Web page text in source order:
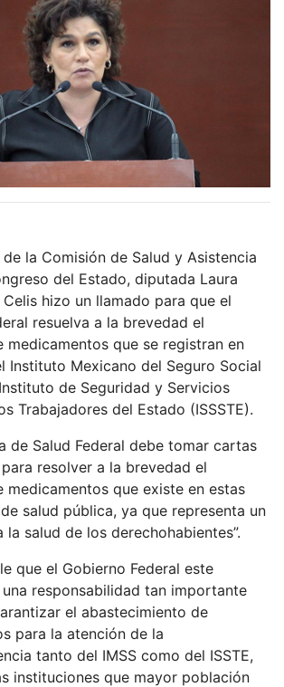
la Comisión de Salud y Asistencia
del Estado, diputada Laura
hizo un llamado para que el
resuelva a la brevedad el
medicamentos que se registran en
Instituto Mexicano del Seguro Social
de Seguridad y Servicios
Trabajadores del Estado (ISSSTE).
de Salud Federal debe tomar cartas
resolver a la brevedad el
medicamentos que existe en estas
salud pública, ya que representa un
la salud de los derechohabientes”.
que el Gobierno Federal este
responsabilidad tan importante
el abastecimiento de
para la atención de la
tanto del IMSS como del ISSTE,
instituciones que mayor población